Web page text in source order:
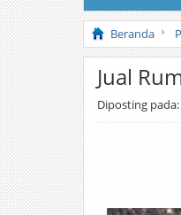
Beranda
Jual
Diposting pada: